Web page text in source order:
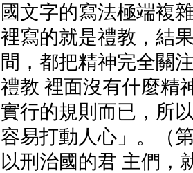
國文字的寫法極端複
裡寫的就是禮教，結
間，都把精神完全關
禮教 裡面沒有什麼精
實行的規則而已，所
容易打動人心」。（
以刑治國的君 主們，